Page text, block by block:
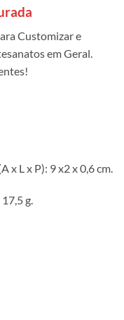
Customizar e
em Geral.
x L x P): 9 x2 x 0,6 cm.
g.